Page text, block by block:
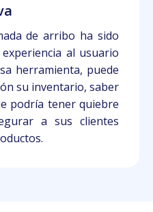
de arribo ha sido
al usuario
herramienta, puede
su inventario, saber
podría tener quiebre
a sus clientes